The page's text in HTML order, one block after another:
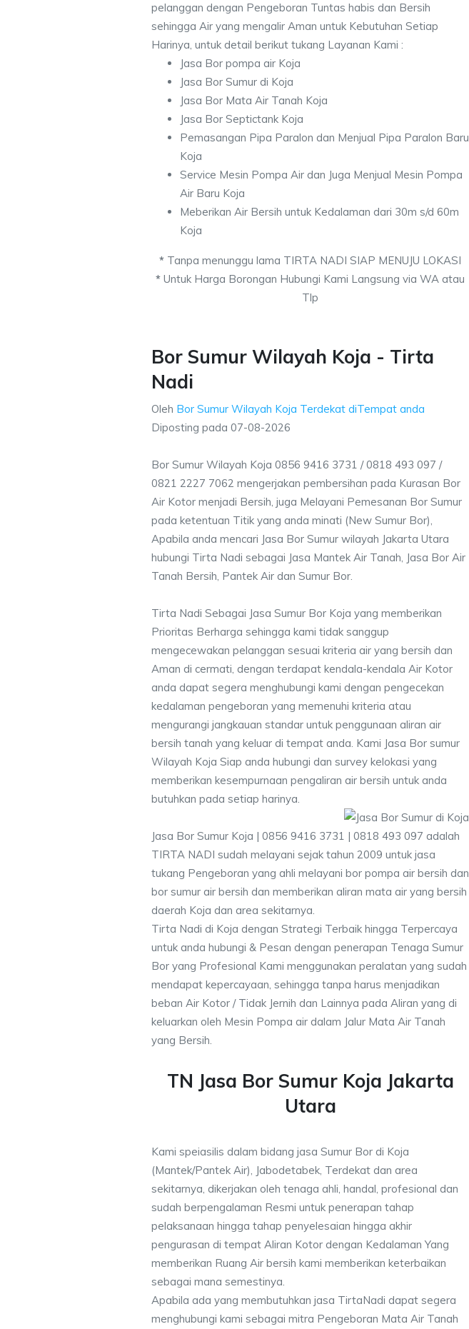
pelanggan dengan Pengeboran Tuntas habis dan Bersih
sehingga Air yang mengalir Aman untuk Kebutuhan Setiap
Harinya, untuk detail berikut tukang Layanan Kami :
Jasa Bor pompa air Koja
Jasa Bor Sumur di Koja
Jasa Bor Mata Air Tanah Koja
Jasa Bor Septictank Koja
Pemasangan Pipa Paralon dan Menjual Pipa Paralon Baru
Koja
Service Mesin Pompa Air dan Juga Menjual Mesin Pompa
Air Baru Koja
Meberikan Air Bersih untuk Kedalaman dari 30m s/d 60m
Koja
* Tanpa menunggu lama TIRTA NADI SIAP MENUJU LOKASI
* Untuk Harga Borongan Hubungi Kami Langsung via WA atau
Tlp
Bor Sumur Wilayah Koja - Tirta
Nadi
Oleh Bor Sumur Wilayah Koja Terdekat diTempat anda
Diposting pada 07-08-2026
Bor Sumur Wilayah Koja 0856 9416 3731 / 0818 493 097 /
0821 2227 7062 mengerjakan pembersihan pada Kurasan Bor
Air Kotor menjadi Bersih, juga Melayani Pemesanan Bor Sumur
pada ketentuan Titik yang anda minati (New Sumur Bor),
Apabila anda mencari Jasa Bor Sumur wilayah Jakarta Utara
hubungi Tirta Nadi sebagai Jasa Mantek Air Tanah, Jasa Bor Air
Tanah Bersih, Pantek Air dan Sumur Bor.
Tirta Nadi Sebagai Jasa Sumur Bor Koja yang memberikan
Prioritas Berharga sehingga kami tidak sanggup
mengecewakan pelanggan sesuai kriteria air yang bersih dan
Aman di cermati, dengan terdapat kendala-kendala Air Kotor
anda dapat segera menghubungi kami dengan pengecekan
kedalaman pengeboran yang memenuhi kriteria atau
mengurangi jangkauan standar untuk penggunaan aliran air
bersih tanah yang keluar di tempat anda. Kami Jasa Bor sumur
Wilayah Koja Siap anda hubungi dan survey kelokasi yang
memberikan kesempurnaan pengaliran air bersih untuk anda
butuhkan pada setiap harinya.
Jasa Bor Sumur Koja | 0856 9416 3731 | 0818 493 097 adalah
TIRTA NADI sudah melayani sejak tahun 2009 untuk jasa
tukang Pengeboran yang ahli melayani bor pompa air bersih dan
bor sumur air bersih dan memberikan aliran mata air yang bersih
daerah Koja dan area sekitarnya.
Tirta Nadi di Koja dengan Strategi Terbaik hingga Terpercaya
untuk anda hubungi & Pesan dengan penerapan Tenaga Sumur
Bor yang Profesional Kami menggunakan peralatan yang sudah
mendapat kepercayaan, sehingga tanpa harus menjadikan
beban Air Kotor / Tidak Jernih dan Lainnya pada Aliran yang di
keluarkan oleh Mesin Pompa air dalam Jalur Mata Air Tanah
yang Bersih.
TN Jasa Bor Sumur Koja Jakarta
Utara
Kami speiasilis dalam bidang jasa Sumur Bor di Koja
(Mantek/Pantek Air), Jabodetabek, Terdekat dan area
sekitarnya, dikerjakan oleh tenaga ahli, handal, profesional dan
sudah berpengalaman Resmi untuk penerapan tahap
pelaksanaan hingga tahap penyelesaian hingga akhir
pengurasan di tempat Aliran Kotor dengan Kedalaman Yang
memberikan Ruang Air bersih kami memberikan keterbaikan
sebagai mana semestinya.
Apabila ada yang membutuhkan jasa TirtaNadi dapat segera
menghubungi kami sebagai mitra Pengeboran Mata Air Tanah